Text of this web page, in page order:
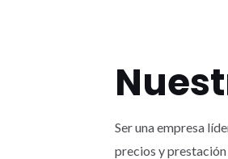
Ser una empresa
precios y